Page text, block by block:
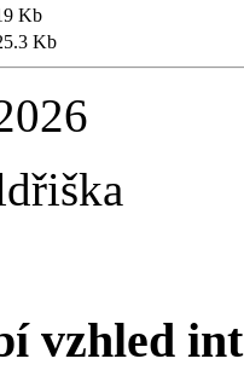
Kb
Kb
vzhled